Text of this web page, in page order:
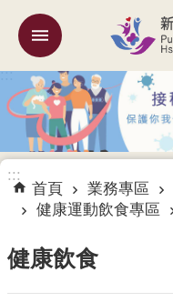
跳到主要內容區塊
機
關
簡
介
訊
息
告
:::
:::
首頁 業務專區
健康運動飲食專區
健康飲食